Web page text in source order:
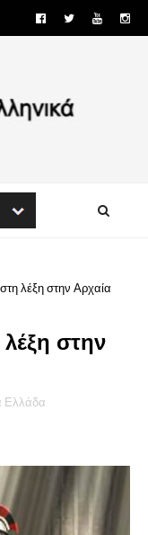
λέξη στην Αρχαία
στην
Ελλάδα